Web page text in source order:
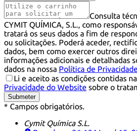
Consulta
CYMIT QUÍMICA, S.L., como
tratará os seus dados a fim de
ou solicitações. Poderá aceder,
dados, bem como exercer outros
informações adicionais e detalhadas
dados na nossa Política de
Li e aceito as condições contidas na
Privacidade do Website sobre o
Submeter
* Campos obrigatórios.
Cymit Química S.L.